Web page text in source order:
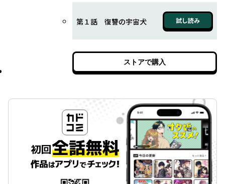
第１話 復讐の宇宙犬 試し読み
ストアで購入